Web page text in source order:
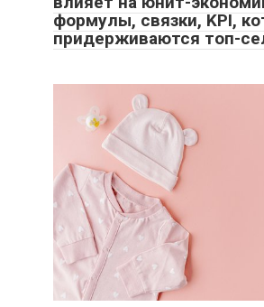
формулы, связки, KPI,
придерживаются топ-